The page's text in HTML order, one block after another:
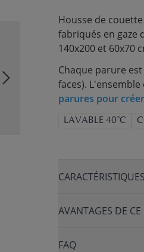
Housse de
fabriqués en gaze
140x200 et 60x70
Chaque parure
faces).
parures pour
LAVABLE 40°C
CARACTÉRISTIQUES
AVANTAGES DE
FAQ